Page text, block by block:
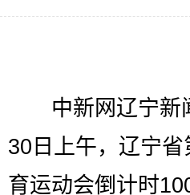
中新网辽宁新
30日上午，辽宁
育运动会倒计时